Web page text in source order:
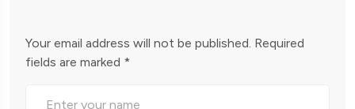
Your email address will not be published. Required
fields are marked *